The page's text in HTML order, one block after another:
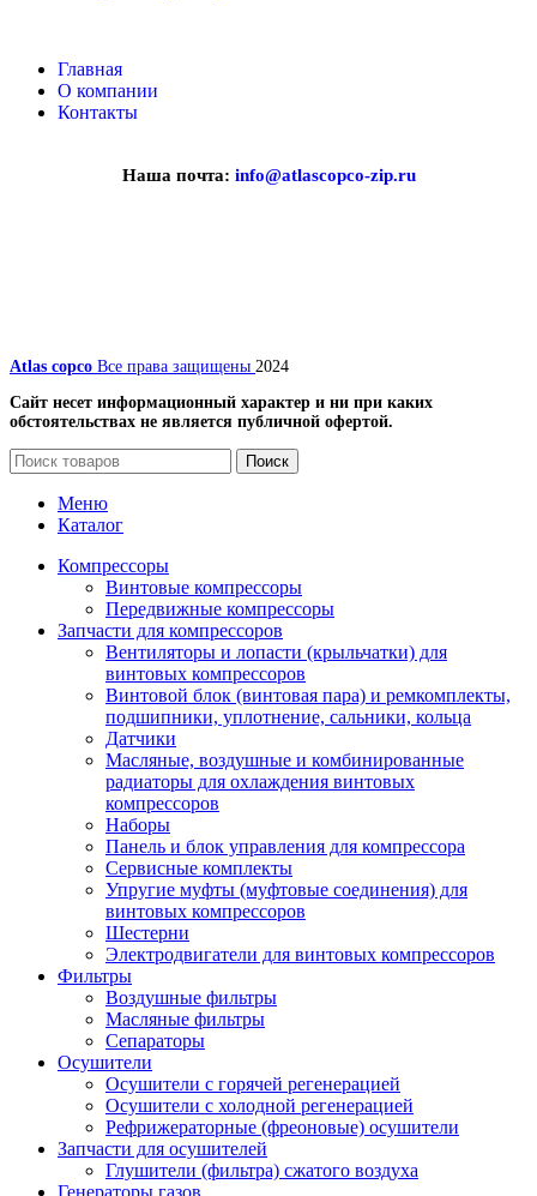
Главная
О компании
Контакты
Наша почта: info@atlascopco-zip.ru
Atlas copco Все права защищены 2024
Сайт несет информационный характер и ни при каких
обстоятельствах не является публичной офертой.
Поиск
Меню
Каталог
Компрессоры
Винтовые компрессоры
Передвижные компрессоры
Запчасти для компрессоров
Вентиляторы и лопасти (крыльчатки) для
винтовых компрессоров
Винтовой блок (винтовая пара) и ремкомплекты,
подшипники, уплотнение, сальники, кольца
Датчики
Масляные, воздушные и комбинированные
радиаторы для охлаждения винтовых
компрессоров
Наборы
Панель и блок управления для компрессора
Сервисные комплекты
Упругие муфты (муфтовые соединения) для
винтовых компрессоров
Шестерни
Электродвигатели для винтовых компрессоров
Фильтры
Воздушные фильтры
Масляные фильтры
Сепараторы
Осушители
Осушители с горячей регенерацией
Осушители с холодной регенерацией
Рефрижераторные (фреоновые) осушители
Запчасти для осушителей
Глушители (фильтра) сжатого воздуха
Генераторы газов